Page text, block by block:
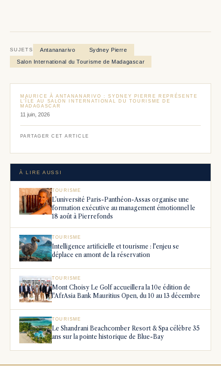
SUJETS Antananarivo
Sydney Pierre
Salon International du Tourisme de Madagascar
MAURICE À ANTANANARIVO : SYDNEY PIERRE REPRÉSENTE
L'ÎLE AU SALON INTERNATIONAL DU TOURISME DE
MADAGASCAR
11 juin, 2026
PARTAGER CET ARTICLE
À LIRE AUSSI
TOURISME
L’université Paris-Panthéon-Assas organise une
formation exécutive au management émotionnel le
18 août à Pierrefonds
TOURISME
Intelligence artificielle et tourisme : l'enjeu se
déplace en amont de la réservation
TOURISME
Mont Choisy Le Golf accueillera la 10e édition de
l'AfrAsia Bank Mauritius Open, du 10 au 13 décembre
TOURISME
Le Shandrani Beachcomber Resort & Spa célèbre 35
ans sur la pointe historique de Blue-Bay